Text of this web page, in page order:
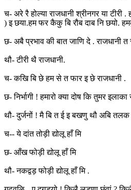
च- अरे रै होल्या राजधानी श्रीनगर या
) इ छया.हम फर कैकु बि रौब दाब नि छयो.
छ- अबै प्रभाव की बात जाणि दे . राजधानी त
थौ- टीरी थै राजधानी.
च- कखि बि छे हम से त फार इ छे राजधानी .
छ- निर्भागी ! हमारो क्या दोष कि तुमर
थौ- दुर्जनों ! मै बि त ई इ बखणु थौ अबि तलक
च-- ये दांत तोड़ी द्योलू हाँ मि
छ- आँख फोड़ी द्योलू हाँ मि
थौ- नकद्वड़ फोड़ी द्योलू हाँ मि .